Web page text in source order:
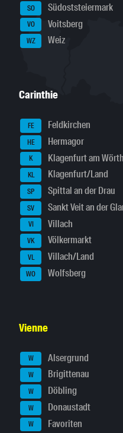
SO Südoststeiermark
VO Voitsberg
WZ Weiz
Carinthie
FE Feldkirchen
HE Hermagor
K Klagenfurt am
KL Klagenfurt/Land
SP Spittal an der Drau
SV Sankt Veit an der
VI Villach
VK Völkermarkt
VL Villach/Land
WO Wolfsberg
Vienne
W Alsergrund
W Brigittenau
W Döbling
W Donaustadt
W Favoriten